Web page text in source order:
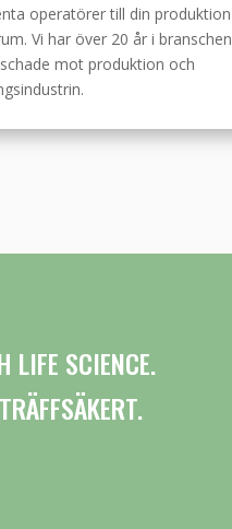
operatörer till din produktion
Vi har över 20 år i branschen
mot produktion och
LIFE SCIENCE.